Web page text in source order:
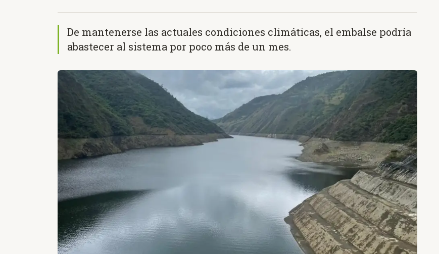
De mantenerse las actuales condiciones climáticas, el embalse podría
abastecer al sistema por poco más de un mes.